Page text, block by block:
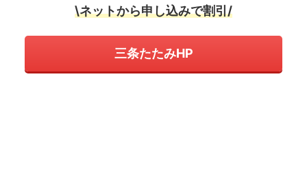
\ネットから申し込みで割引/
三条たたみHP